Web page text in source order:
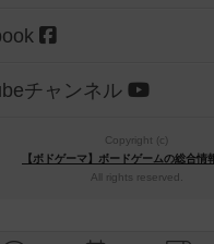
チャンネル
Copyright (c)
【ボドゲーマ】ボードゲームの総合情
All rights reserved.